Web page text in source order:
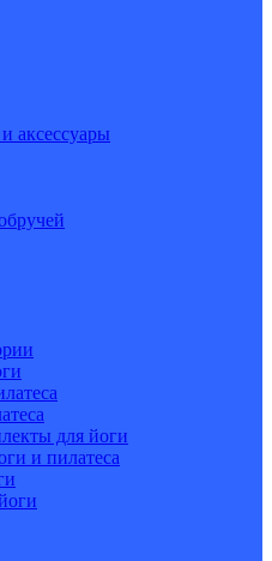
аксессуары
для йоги
и пилатеса